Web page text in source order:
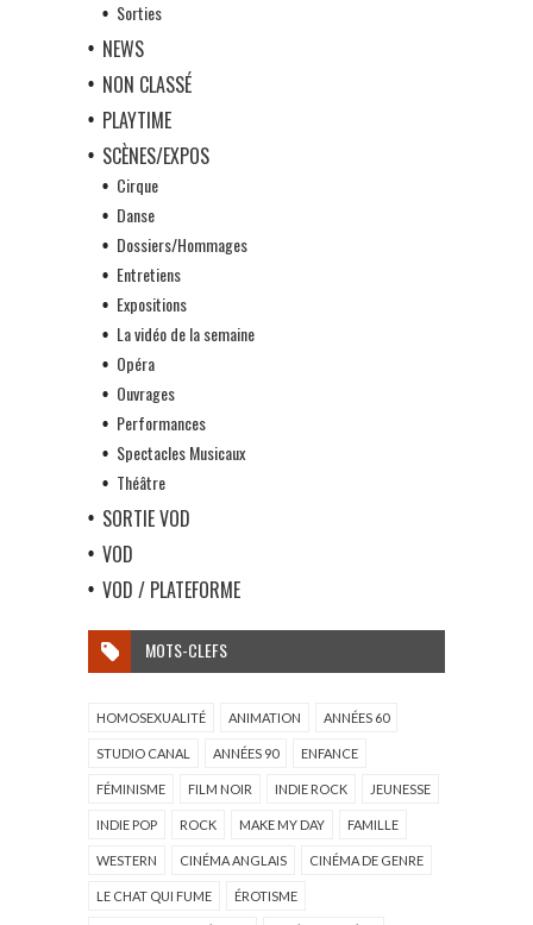
Sorties
NEWS
NON CLASSÉ
PLAYTIME
SCÈNES/EXPOS
Cirque
Danse
Dossiers/Hommages
Entretiens
Expositions
La vidéo de la semaine
Opéra
Ouvrages
Performances
Spectacles Musicaux
Théâtre
SORTIE VOD
VOD
VOD / PLATEFORME
MOTS-CLEFS
HOMOSEXUALITÉ ANIMATION ANNÉES 60
STUDIO CANAL ANNÉES 90 ENFANCE
FÉMINISME FILM NOIR INDIE ROCK JEUNESSE
INDIE POP ROCK MAKE MY DAY FAMILLE
WESTERN CINÉMA ANGLAIS CINÉMA DE GENRE
LE CHAT QUI FUME ÉROTISME